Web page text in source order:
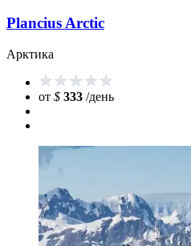
Plancius Arctic
Арктика
от $ 333 /день